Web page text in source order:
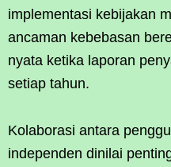
implementasi kebijakan
ancaman kebebasan
nyata ketika laporan
setiap tahun.
Kolaborasi antara
independen dinilai